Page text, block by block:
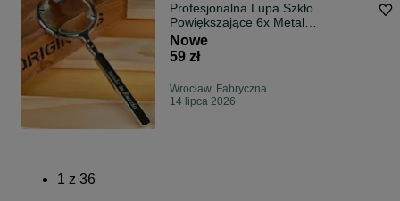
Profesjonalna Lupa Szkło
Powiększające 6x Metal
Nowe
59 zł
Wrocław, Fabryczna
14 lipca 2026
1 z 36